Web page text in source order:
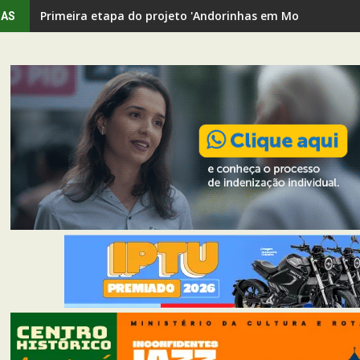
Primeira etapa do projeto 'Andorinhas em Movimento'